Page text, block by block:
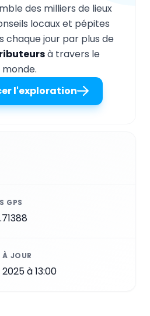
des milliers de lieux
locaux et pépites
chaque jour par plus de
à travers le
monde.
l'exploration
GPS
À JOUR
à 13:00